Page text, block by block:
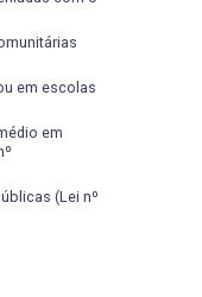
em escolas
em
(Lei nº